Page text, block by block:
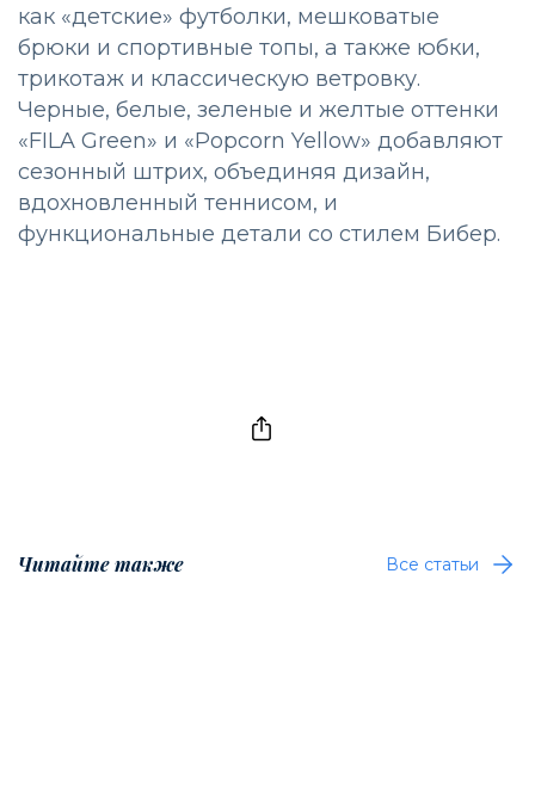
как «детские» футболки, мешковатые
брюки и спортивные топы, а также юбки,
трикотаж и классическую ветровку.
Черные, белые, зеленые и желтые оттенки
«FILA Green» и «Popcorn Yellow» добавляют
сезонный штрих, объединяя дизайн,
вдохновленный теннисом, и
функциональные детали со стилем Бибер.
Читайте также Все статьи